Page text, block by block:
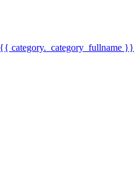
{{ category._category_fullname }}